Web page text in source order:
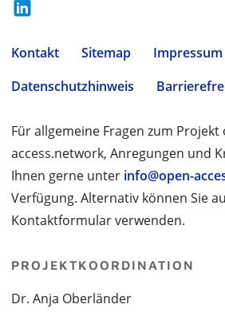
Kontakt Sitemap
Impressum
Datenschutzhinweis
Für allgemeine Fragen zum Projekt
access.network, Anregungen und
Ihnen gerne unter info@open-
Verfügung. Alternativ können Sie
Kontaktformular verwenden.
PROJEKTKOORDINATION
Dr. Anja Oberländer